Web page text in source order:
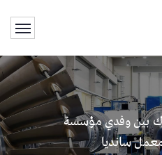
بين وفدي مؤسسة
سانديا